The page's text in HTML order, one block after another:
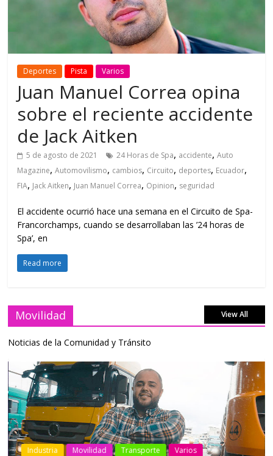
Deportes Pista Varios
Juan Manuel Correa opina
sobre el reciente accidente
de Jack Aitken
5 de agosto de 2021 24 Horas de Spa, accidente,Auto
Magazine,Automovilismo, cambios, Circuito, deportes, Ecuador,
FIA, Jack Aitken, Juan Manuel Correa, Opinion, seguridad
El accidente ocurrió hace una semana en el Circuito de Spa-
Francorchamps, cuando se desarrollaban las ’24 horas de
Spa’, en
Read more
Movilidad View All
Noticias de la Comunidad y Tránsito
Industria Movilidad Transporte Varios